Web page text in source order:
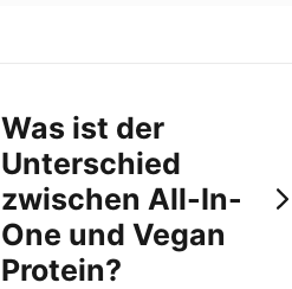
Was ist der
Unterschied
zwischen All-In-
One und Vegan
Protein?